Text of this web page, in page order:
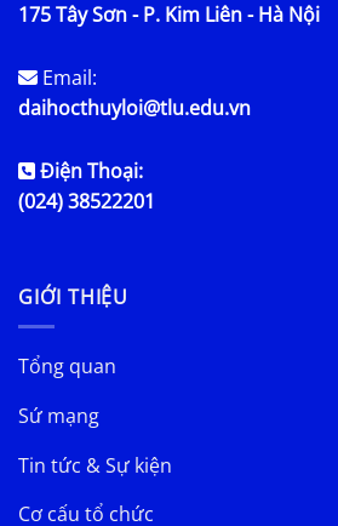
175 Tây Sơn - P. Kim Liên - Hà Nội
Email:
daihocthuyloi@tlu.edu.vn
Điện Thoại:
(024) 38522201
GIỚI THIỆU
Tổng quan
Sứ mạng
Tin tức & Sự kiện
Cơ cấu tổ chức